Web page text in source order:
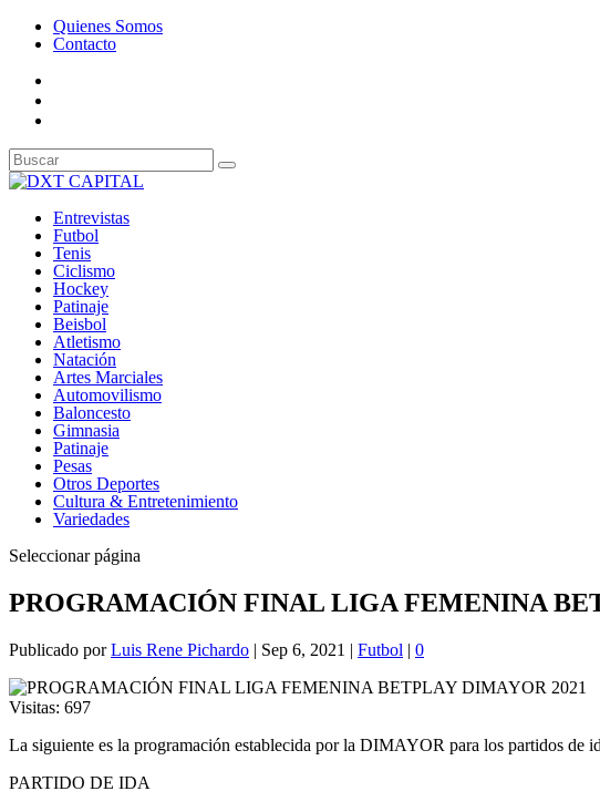
Quienes Somos
Contacto
Entrevistas
Futbol
Tenis
Ciclismo
Hockey
Patinaje
Beisbol
Atletismo
Natación
Artes Marciales
Automovilismo
Baloncesto
Gimnasia
Patinaje
Pesas
Otros Deportes
Cultura & Entretenimiento
Variedades
Seleccionar página
PROGRAMACIÓN FINAL LIGA FEMENINA
Publicado porLuis Rene Pichardo | Sep 6, 2021 | Futbol | 0
Visitas: 697
La siguiente es la programación establecida por la DIMAYOR para los partidos de
PARTIDO DE IDA